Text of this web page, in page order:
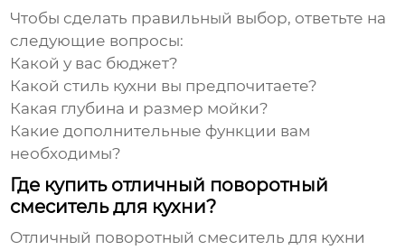
Чтобы сделать правильный выбор, ответьте на
следующие вопросы:
Какой у вас бюджет?
Какой стиль кухни вы предпочитаете?
Какая глубина и размер мойки?
Какие дополнительные функции вам
необходимы?
Где купить отличный поворотный
смеситель для кухни?
Отличный поворотный смеситель для кухни